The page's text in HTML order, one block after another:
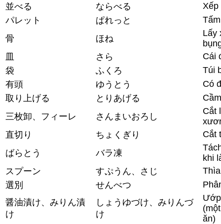
並べる
ならべる
Xếp
パレット
ぱれっと
骨
ほね
Lấy
皿
さら
Cái
袋
ふくろ
Túi
有頭
ゆうとう
Có
取り上げる
とりあげる
三枚卸、フィーレ
さんまいおろし
Cắt
直切り
ちょくぎり
Cắt
ばらとう
バラ凍
khi
スプーン
すぷうん、さじ
Thìa
選別
せんべつ
醤油漬け、みりん漬
け
しょうゆづけ、みりんづ
け
ăn)